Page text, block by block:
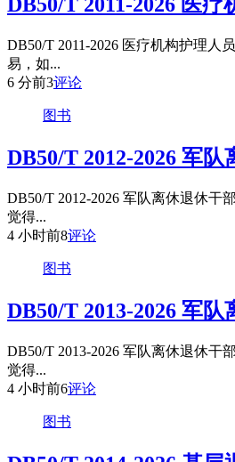
DB50/T 2011-2026 医
DB50/T 2011-2026 医疗机构护理
易，如...
6 分前3评论
图书
DB50/T 2012-2026 军
DB50/T 2012-2026 军队离休退休
觉得...
4 小时前8评论
图书
DB50/T 2013-2026 军
DB50/T 2013-2026 军队离休退休
觉得...
4 小时前6评论
图书